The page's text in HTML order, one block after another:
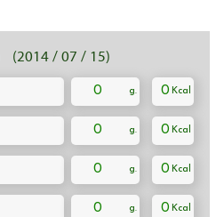
(2014 / 07 / 15)
0 0
0 0
0 0
0 0